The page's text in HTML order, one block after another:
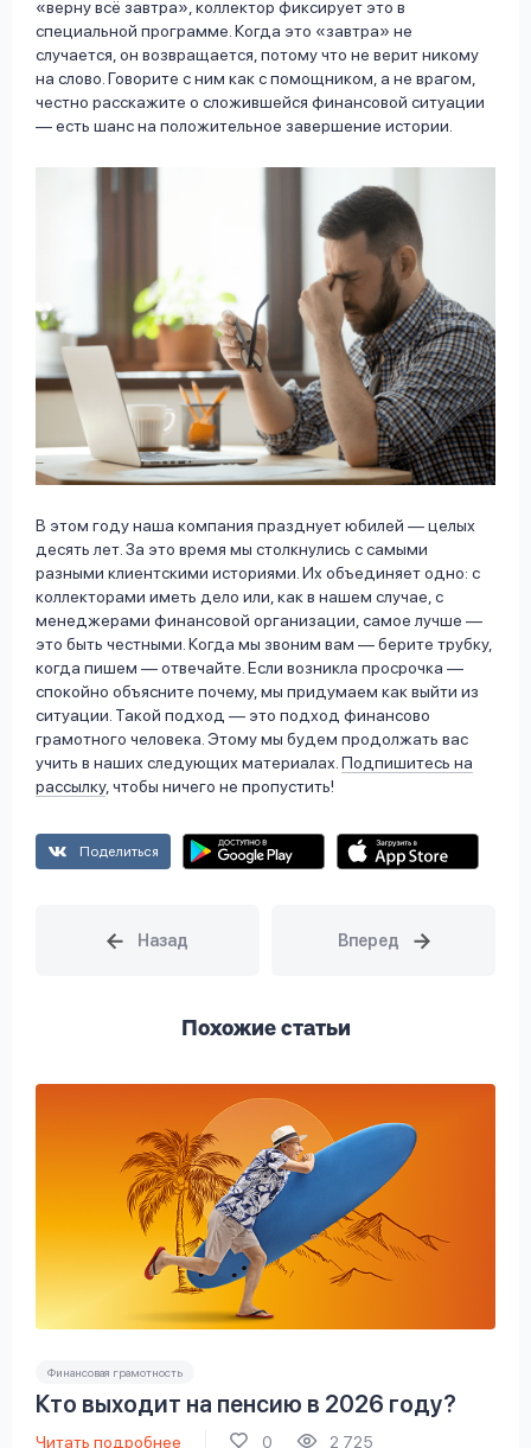
«верну всё завтра», коллектор фиксирует это в
специальной программе. Когда это «завтра» не
случается, он возвращается, потому что не верит никому
на слово. Говорите с ним как с помощником, а не врагом,
честно расскажите о сложившейся финансовой ситуации
— есть шанс на положительное завершение истории.
В этом году наша компания празднует юбилей — целых
десять лет. За это время мы столкнулись с самыми
разными клиентскими историями. Их объединяет одно: с
коллекторами иметь дело или, как в нашем случае, с
менеджерами финансовой организации, самое лучше —
это быть честными. Когда мы звоним вам — берите трубку,
когда пишем — отвечайте. Если возникла просрочка —
спокойно объясните почему, мы придумаем как выйти из
ситуации. Такой подход — это подход финансово
грамотного человека. Этому мы будем продолжать вас
учить в наших следующих материалах. Подпишитесь на
рассылку, чтобы ничего не пропустить!
Поделиться
Похожие статьи
Финансовая грамотность
Кто выходит на пенсию в 2026 году?
Читать подробнее 0 2 725